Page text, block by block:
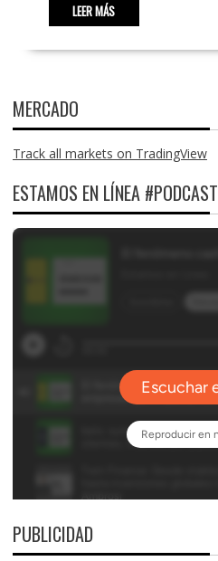
LEER MÁS
MERCADO
Track all markets on TradingView
ESTAMOS EN LÍNEA #PODCAST
PUBLICIDAD